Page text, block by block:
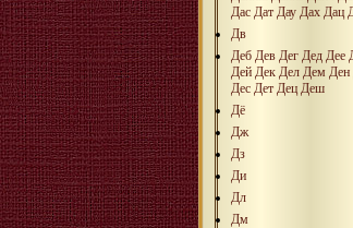
Дас Дат Дау Дах Дац
Дв
Деб Дев Дег Дед Дее
Дей Дек Дел Дем Ден
Дес Дет Дец Деш
Дё
Дж
Дз
Ди
Дл
Дм